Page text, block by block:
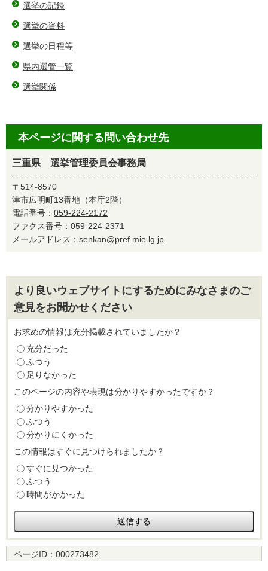
選挙の記録
選挙の資料
選挙の日程等
県内選管一覧
選挙関係
本ページに関する問い合わせ先
三重県 選挙管理委員会事務局
〒514-8570
津市広明町13番地（本庁2階）
電話番号： 059-224-2172
ファクス番号：059-224-2371
メールアドレス： senkan@pref.mie.lg.jp
より良いウェブサイトにするためにみなさまのご
意見をお聞かせください
お求めの情報は充分掲載されていましたか？
充分だった
ふつう
足りなかった
このページの内容や表現は分かりやすかったですか？
分かりやすかった
ふつう
分かりにくかった
この情報はすぐに見つけられましたか？
すぐに見つかった
ふつう
時間がかかった
ページID： 000273482